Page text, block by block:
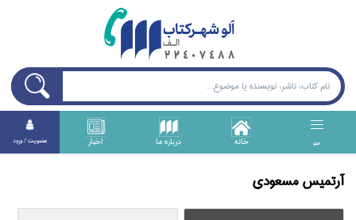
منو خانه درباره ما اخبار عضويت / ورود
آرتميس مسعودي